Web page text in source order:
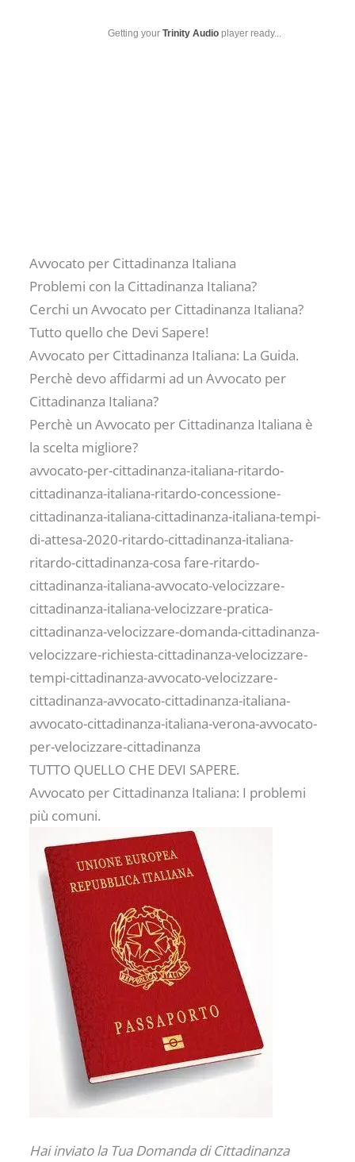
Getting your Trinity Audio player ready...
Avvocato per Cittadinanza Italiana
Problemi con la Cittadinanza Italiana?
Cerchi un Avvocato per Cittadinanza Italiana?
Tutto quello che Devi Sapere!
Avvocato per Cittadinanza Italiana: La Guida.
Perchè devo affidarmi ad un Avvocato per
Cittadinanza Italiana?
Perchè un Avvocato per Cittadinanza Italiana è
la scelta migliore?
avvocato-per-cittadinanza-italiana-ritardo-
cittadinanza-italiana-ritardo-concessione-
cittadinanza-italiana-cittadinanza-italiana-tempi-
di-attesa-2020-ritardo-cittadinanza-italiana-
ritardo-cittadinanza-cosa fare-ritardo-
cittadinanza-italiana-avvocato-velocizzare-
cittadinanza-italiana-velocizzare-pratica-
cittadinanza-velocizzare-domanda-cittadinanza-
velocizzare-richiesta-cittadinanza-velocizzare-
tempi-cittadinanza-avvocato-velocizzare-
cittadinanza-avvocato-cittadinanza-italiana-
avvocato-cittadinanza-italiana-verona-avvocato-
per-velocizzare-cittadinanza
TUTTO QUELLO CHE DEVI SAPERE.
Avvocato per Cittadinanza Italiana: I problemi
più comuni.
Hai inviato la Tua Domanda di Cittadinanza